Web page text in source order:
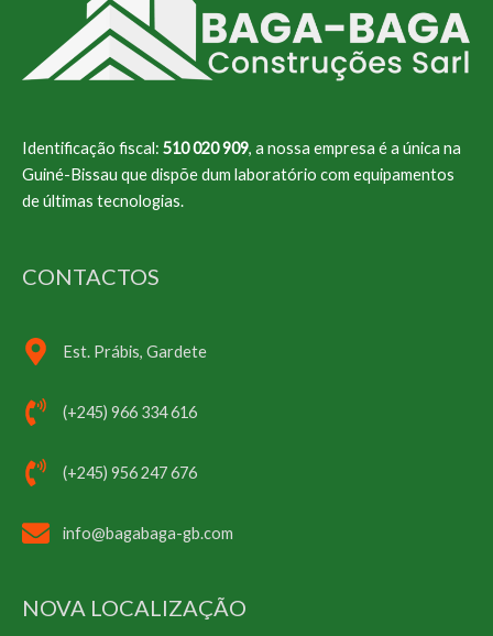
Identificação fiscal: 510 020 909, a nossa empresa é a única na
Guiné-Bissau que dispõe dum laboratório com equipamentos
de últimas tecnologias.
CONTACTOS
Est. Prábis, Gardete
(+245) 966 334 616
(+245) 956 247 676
info@bagabaga-gb.com
NOVA LOCALIZAÇÃO